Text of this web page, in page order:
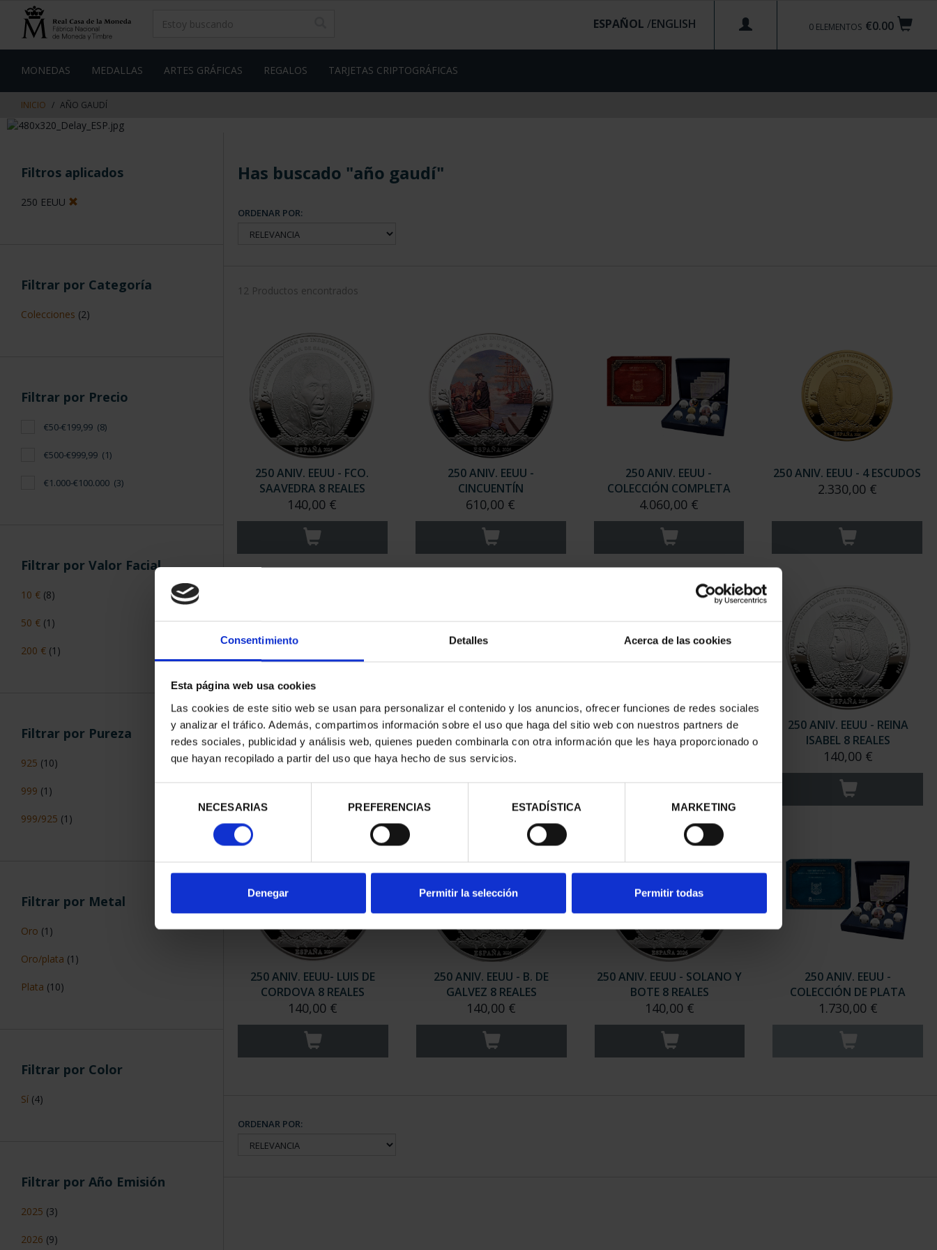
Consentimiento Detalles Acerca de las cookies
Esta página web usa cookies
Las cookies de este sitio web se usan para personalizar el contenido y los anuncios, ofrecer funciones de redes sociales
y analizar el tráfico. Además, compartimos información sobre el uso que haga del sitio web con nuestros partners de
redes sociales, publicidad y análisis web, quienes pueden combinarla con otra información que les haya proporcionado o
que hayan recopilado a partir del uso que haya hecho de sus servicios.
consentimiento
NECESARIAS PREFERENCIAS ESTADÍSTICA MARKETING
Denegar Permitir la selección Permitir todas
contenido
de
€0.00
0 ELEMENTOS
ESPAÑOL /
MONEDAS MEDALLAS ARTES GRÁFICAS REGALOS TARJETAS CRIPTOGRÁFICAS
INICIO AÑO GAUDÍ
Filtros aplicados
250 EEUU
Filtrar por Categoría
Colecciones (2)
Filtrar por Precio
€50-€199,99 (8)
€500-€999,99 (1)
€1.000-€100.000 (3)
Filtrar por Valor Facial
10 € (8)
50 € (1)
200 € (1)
Filtrar por Pureza
925 (10)
999 (1)
999/925 (1)
Filtrar por Metal
Oro (1)
Oro/plata (1)
Plata (10)
Filtrar por Color
Sí (4)
Filtrar por Año Emisión
2025 (3)
2026 (9)
Has buscado "año gaudí"
ORDENAR POR:
12 Productos encontrados
250 ANIV. EEUU - FCO.
SAAVEDRA 8 REALES
140,00 €
250 ANIV. EEUU -
CINCUENTÍN
610,00 €
250 ANIV. EEUU -
COLECCIÓN COMPLETA
4.060,00 €
250 ANIV. EEUU - 4 ESCUDOS
2.330,00 €
250 ANIV. EEUU - FIRST
DOLLAR 8 REALES
140,00 €
250 ANIV. EEUU - FARRAGUT
8 REALES
140,00 €
250 ANIV. EEUU - ÁGUILA
CALVA 8 REALES
250 ANIV. EEUU - REINA
ISABEL 8 REALES
140,00 €
250 ANIV. EEUU- LUIS DE
CORDOVA 8 REALES
140,00 €
250 ANIV. EEUU - B. DE
GALVEZ 8 REALES
140,00 €
250 ANIV. EEUU - SOLANO Y
BOTE 8 REALES
140,00 €
250 ANIV. EEUU -
COLECCIÓN DE PLATA
1.730,00 €
ORDENAR POR: